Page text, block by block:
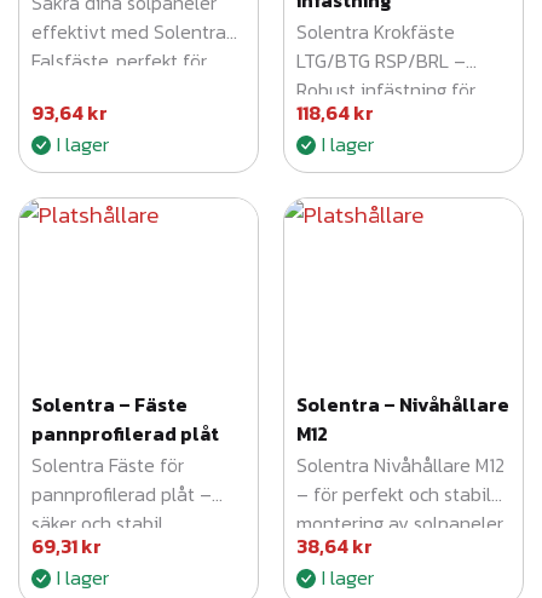
effektivt med Solentra
Falsfäste, perfekt för
på falsade plåttak.
93,64kr
I lager
Solentra Krokfäste
LTG/BTG RSP/BRL –
Robust infästning för
säker och stabil
montering av solpaneler.
118,64kr
I lager
Solentra – Fäste
pannprofilerad plåt
Solentra Fäste för
pannprofilerad plåt –
säker och stabil
infästning för solpaneler
på tak.
69,31kr
I lager
Solentra – Nivåhållare
M12
Solentra Nivåhållare M12
– för perfekt och stabil
montering av solpaneler.
38,64kr
I lager